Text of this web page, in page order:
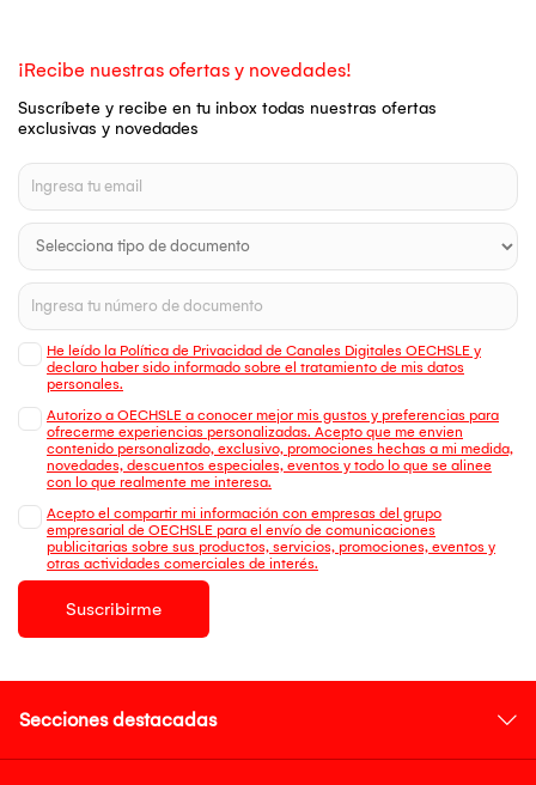
¡Recibe nuestras ofertas y novedades!
Suscríbete y recibe en tu inbox todas nuestras ofertas
exclusivas y novedades
He leído la Política de Privacidad de Canales Digitales OECHSLE y
declaro haber sido informado sobre el tratamiento de mis datos
personales.
Autorizo a OECHSLE a conocer mejor mis gustos y preferencias para
ofrecerme experiencias personalizadas. Acepto que me envien
contenido personalizado, exclusivo, promociones hechas a mi medida,
novedades, descuentos especiales, eventos y todo lo que se alinee
con lo que realmente me interesa.
Acepto el compartir mi información con empresas del grupo
empresarial de OECHSLE para el envío de comunicaciones
publicitarias sobre sus productos, servicios, promociones, eventos y
otras actividades comerciales de interés.
Suscribirme
Secciones destacadas